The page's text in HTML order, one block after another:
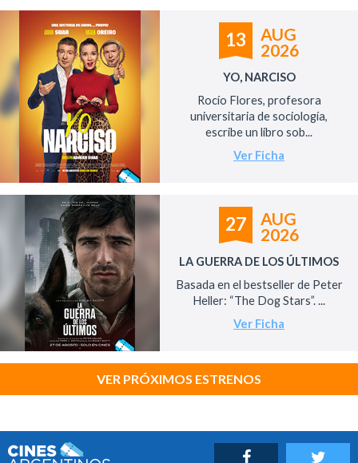
13
AUG
2026
YO, NARCISO
Rocío Flores, profesora
universitaria de sociología,
escribe un libro sob...
Ver Ficha
27
AUG
2026
LA GUERRA DE LOS ÚLTIMOS
Basada en el bestseller de Peter
Heller: “The Dog Stars”. ...
Ver Ficha
VER PRÓXIMOS ESTRENOS